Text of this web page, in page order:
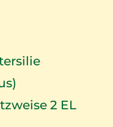
2 EL